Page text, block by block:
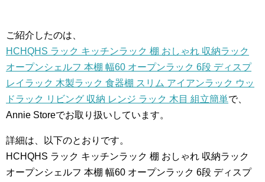
ご紹介したのは、
HCHQHS ラック キッチンラック 棚 おしゃれ 収納ラック
オープンシェルフ 本棚 幅60 オープンラック 6段 ディスプ
レイラック 木製ラック 食器棚 スリム アイアンラック ウッ
ドラック リビング 収納 レンジ ラック 木目 組立簡単で、
Annie Storeでお取り扱いしています。
詳細は、以下のとおりです。
HCHQHS ラック キッチンラック 棚 おしゃれ 収納ラック
オープンシェルフ 本棚 幅60 オープンラック 6段 ディスプ